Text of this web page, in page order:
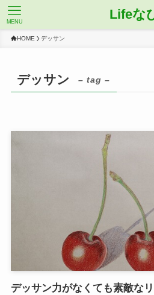
Lifeな
MENU
HOME デッサン
デッサン – tag –
デッサン力がなくても素敵な